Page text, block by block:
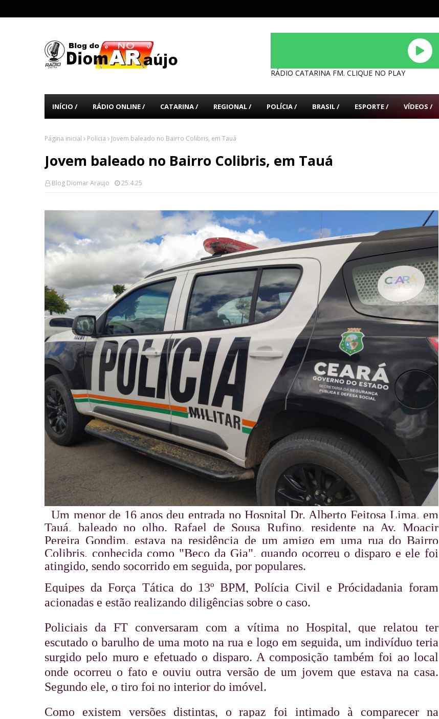
RÁDIO CATARINA FM. CLIQUE NO PLAY
INÍCIO / RÁDIO ONLINE / CATARINA / REGIONAL / POLÍCIA / BRASIL / ESPORTE / VÍDEOS /
Página inicial Polícia Jovem baleado no Bairro Colibris, em Tauá
Jovem baleado no Bairro Colibris, em Tauá
Blog Diomar Araujo 25.4.25
Um menor de 16 anos deu entrada no Hospital Dr. Alberto Feitosa Lima, em
Tauá, baleado no olho. Rafael de Sousa Rufino, residente na Av. Moacir
Pereira Gondim, estava na residência de um amigo em uma rua do Bairro
Colibris, conhecida como "Beco da Gia", quando ocorreu o disparo e ele foi
atingido, sendo socorrido em seguida, por populares.
Equipes da Força Tática do 13º BPM, Polícia Civil e Prócidadania foram
acionadas e estão realizando diligências sobre o caso.
Policiais da FT conversaram com a vítima no Hospital, que relatou ter
escutado o barulho de uma moto na rua e logo em seguida, um indivíduo teria
surgido pelo muro e efetuado o disparo. A composição também foi ao local
onde ocorreu o fato e ouviu outra versão de um jovem que estava na casa.
Segundo ele, o tiro foi no interior do imóvel.
Como existem versões distintas, o rapaz foi intimado à comparecer na